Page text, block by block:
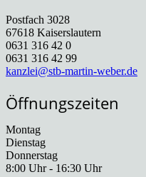
Postfach 3028
67618 Kaiserslautern
0631 316 42 0
0631 316 42 99
kanzlei@stb-martin-weber.de
Öffnungszeiten
Montag
Dienstag
Donnerstag
8:00 Uhr - 16:30 Uhr